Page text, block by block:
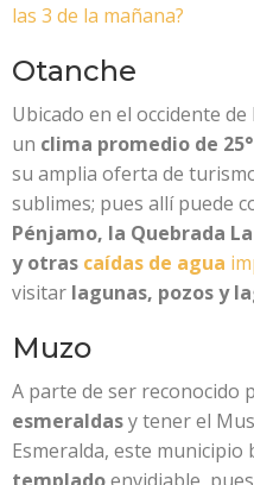
las 3 de la mañana?
Otanche
Ubicado en el occidente
un clima promedio de
su amplia oferta de
sublimes; pues allí puede
Pénjamo, la Quebrada
y otras caídas de agua
visitar lagunas, pozos y
Muzo
A parte de ser reconocido
esmeraldasy tener el
Esmeralda, este municipio